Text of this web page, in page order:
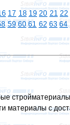
17 18 19 20 21 22
59 60 61 62 63 64
материалы с